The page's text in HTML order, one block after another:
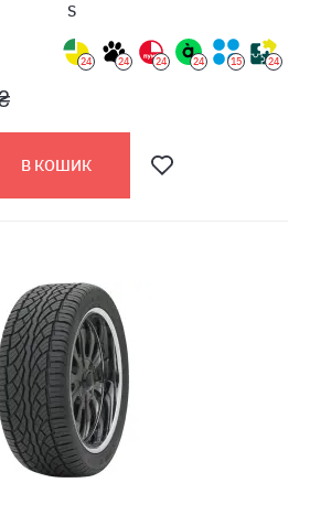
S
24 24 24 24 15 24
В КОШИК